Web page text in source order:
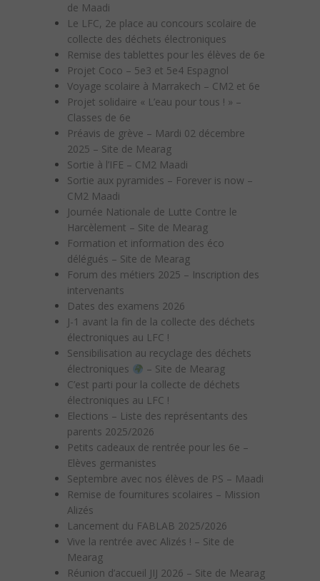
de Maadi
Le LFC, 2e place au concours scolaire de
collecte des déchets électroniques
Remise des tablettes pour les élèves de 6e
Projet Coco – 5e3 et 5e4 Espagnol
Voyage scolaire à Marrakech – CM2 et 6e
Projet solidaire « L’eau pour tous ! » –
Classes de 6e
Préavis de grève – Mardi 02 décembre
2025 – Site de Mearag
Sortie à l’IFE – CM2 Maadi
Sortie aux pyramides – Forever is now –
CM2 Maadi
Journée Nationale de Lutte Contre le
Harcèlement – Site de Mearag
Formation et information des éco
délégués – Site de Mearag
Forum des métiers 2025 – Inscription des
intervenants
Dates des examens 2026
J-1 avant la fin de la collecte des déchets
électroniques au LFC !
Sensibilisation au recyclage des déchets
électroniques
– Site de Mearag
C’est parti pour la collecte de déchets
électroniques au LFC !
Elections – Liste des représentants des
parents 2025/2026
Petits cadeaux de rentrée pour les 6e –
Elèves germanistes
Septembre avec nos élèves de PS – Maadi
Remise de fournitures scolaires – Mission
Alizés
Lancement du FABLAB 2025/2026
Vive la rentrée avec Alizés ! – Site de
Mearag
Réunion d’accueil JIJ 2026 – Site de Mearag